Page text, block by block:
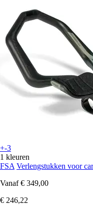
+-3
1 kleuren
FSA Verlengstukken voor
Vanaf € 349,00
€ 246,22